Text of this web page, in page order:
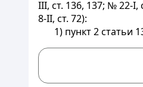
III, ст. 136, 137; № 22-I,
8-II, cт. 72):
1) пункт 2 статьи